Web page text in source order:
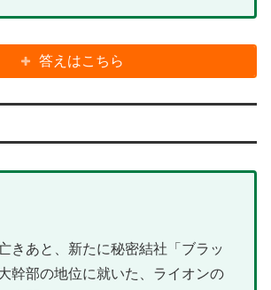
答えはこちら
きあと、新たに秘密結社「ブラッ
幹部の地位に就いた、ライオンの